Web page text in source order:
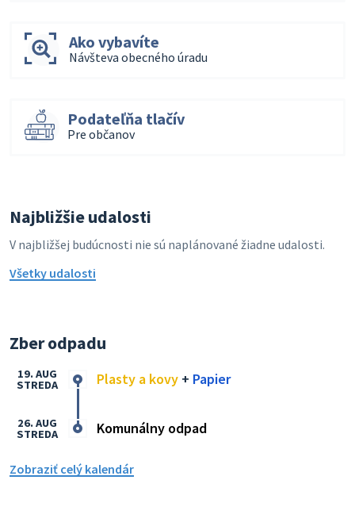
Ako vybavíte
Návšteva obecného úradu
Podateľňa tlačív
Pre občanov
Najbližšie udalosti
V najbližšej budúcnosti nie sú naplánované žiadne udalosti.
Všetky udalosti
Zber odpadu
Plasty a kovy + Papier
19. AUG
STREDA
Komunálny odpad
26. AUG
STREDA
Zobraziť celý kalendár